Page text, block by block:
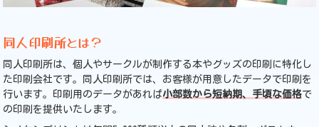
同人印刷所とは？
同人印刷所は、個人やサークルが制作する本やグッズの印刷に特化し
た印刷会社です。同人印刷所では、お客様が用意したデータで印刷を
行います。印刷用のデータがあれば小部数から短納期、手頃な価格で
の印刷を提供いたします。